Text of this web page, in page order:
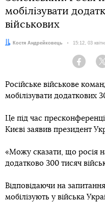
мобілізувати
військових
Автор:Костя Андрейковець Дата:
15:12, 03
Російське військове
мобілізувати додаткових
Це під час
Києві заявив президент
«Можу сказати, що росія
додатково 300 тисяч
Відповідаючи на
мобілізують у війська